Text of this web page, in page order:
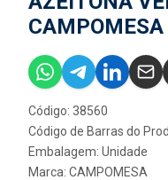
Código: 38560
Código de Barras do
Embalagem: Unidade
Marca: CAMPOMESA